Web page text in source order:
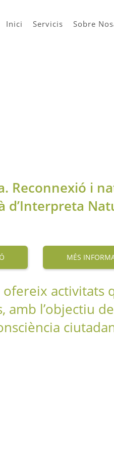
Inici Servicis Sobre
Reconnexió i
d’Interpreta
MÉS
amb l’objectiu